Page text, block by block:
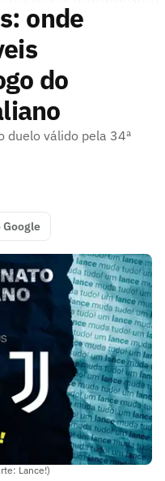
onde
do
duelo válido pela 34ª
Google
Lance!)